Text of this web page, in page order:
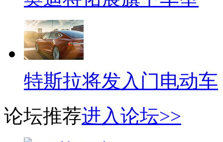
特斯拉将发入门电动车
论坛推荐进入论坛>>